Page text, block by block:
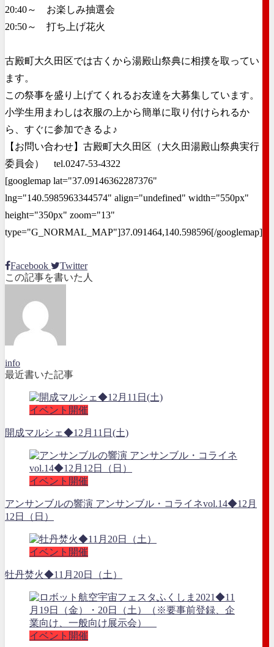
20:40～ お楽しみ抽選会
20:50～ 打ち上げ花火
古殿町大久田区では古くから湯殿山祭典に相撲を取ってい
ます。
この祭事を盛り上げてくれるお友達を大募集しています。
小学生用まわしは衣服の上から簡単に取り付けられるか
ら、すぐに参加できるよ♪
【お問い合わせ】古殿町大久田区（大久田湯殿山祭典実行
委員会） tel.0247-53-4322
[googlemap lat="37.09146362287376"
lng="140.5985963344574" align="undefined" width="550px"
height="350px" zoom="13"
type="G_NORMAL_MAP"]37.091464,140.598596[/googlemap]
Facebook
Twitter
この記事を書いた人
info
最近書いた記事
イベント開催
開成マルシェ◆12月11日(土)
イベント開催
アンサンブルの響演 アンサンブル・コライネvol.14◆12月
12日（日）
イベント開催
牡丹焚火◆11月20日（土）
イベント開催